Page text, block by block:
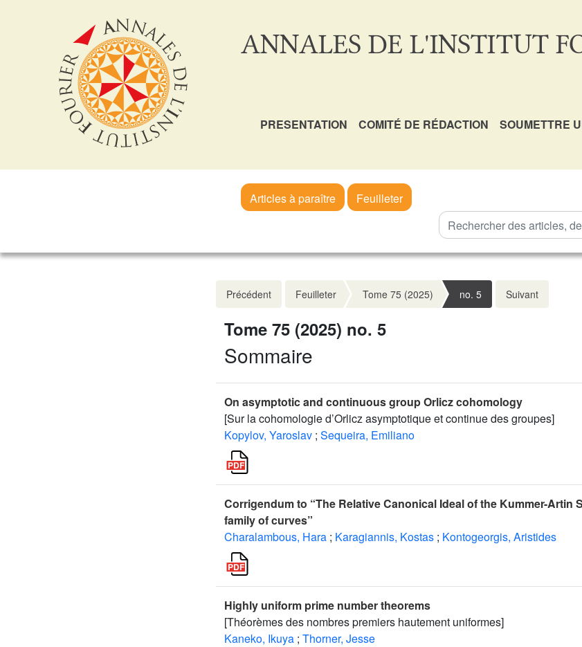
ANNALES DE L'INSTITUT
PRESENTATION COMITÉ DE RÉDACTION SOUMETTRE
Articles à paraître
Feuilleter
Précédent Feuilleter Tome 75 (2025) no. 5 Suivant
Tome 75 (2025) no. 5
Sommaire
On asymptotic and continuous group Orlicz cohomology
[Sur la cohomologie d’Orlicz asymptotique et continue des groupes]
Kopylov, Yaroslav ; Sequeira, Emiliano
Corrigendum to “The Relative Canonical Ideal of the Kummer-Artin
family of curves”
Charalambous, Hara ; Karagiannis, Kostas ; Kontogeorgis, Aristides
Highly uniform prime number theorems
[Théorèmes des nombres premiers hautement uniformes]
Kaneko, Ikuya ; Thorner, Jesse